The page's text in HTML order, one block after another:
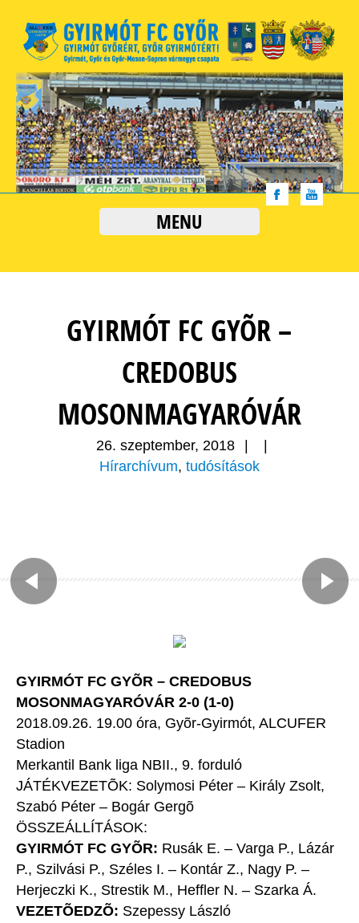
MENU
GYIRMÓT FC GYÕR –
CREDOBUS
MOSONMAGYARÓVÁR
26. szeptember, 2018
Hírarchívum, tudósítások
GYIRMÓT FC GYÕR – CREDOBUS
MOSONMAGYARÓVÁR 2-0 (1-0)
2018.09.26. 19.00 óra, Gyõr-Gyirmót, ALCUFER
Stadion
Merkantil Bank liga NBII., 9. forduló
JÁTÉKVEZETÕK: Solymosi Péter – Király Zsolt,
Szabó Péter – Bogár Gergõ
ÖSSZEÁLLÍTÁSOK:
GYIRMÓT FC GYÕR: Rusák E. – Varga P., Lázár
P., Szilvási P., Széles I. – Kontár Z., Nagy P. –
Herjeczki K., Strestik M., Heffler N. – Szarka Á.
VEZETÕEDZÕ: Szepessy László